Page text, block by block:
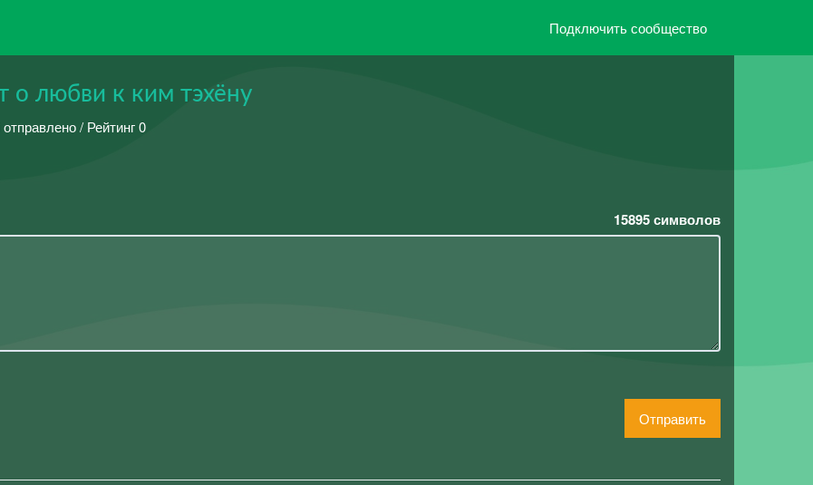
Подключить сообщество
о любви к ким тэхёну
/ Рейтинг 0
15895символов
Отправить